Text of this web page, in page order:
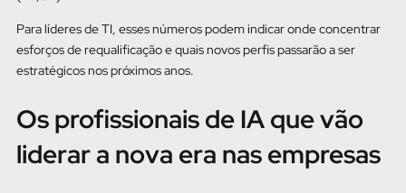
Para líderes de TI, esses números podem indicar onde concentrar
esforços de requalificação e quais novos perfis passarão a ser
estratégicos nos próximos anos.
Os profissionais de IA que vão
liderar a nova era nas empresas